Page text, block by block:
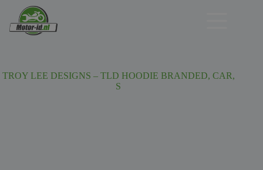
TROY LEE DESIGNS – TLD HOODIE BRANDED, CAR,
S